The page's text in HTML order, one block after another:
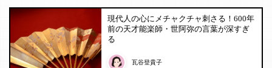
現代人の心にメチャクチャ刺さる！600年
前の天才能楽師・世阿弥の言葉が深すぎ
る
瓦谷登貴子